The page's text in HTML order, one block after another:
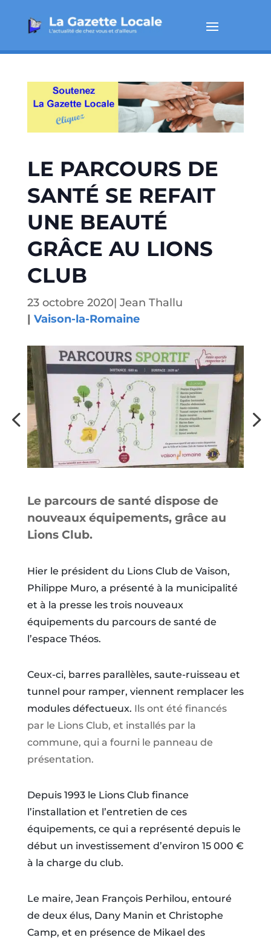
LE PARCOURS DE
SANTÉ SE REFAIT
UNE BEAUTÉ
GRÂCE AU LIONS
CLUB
23 octobre 2020| Jean Thallu
| Vaison-la-Romaine
Le parcours de santé dispose de
nouveaux équipements, grâce au
Lions Club.
Hier le président du Lions Club de Vaison,
Philippe Muro, a présenté à la municipalité
et à la presse les trois nouveaux
équipements du parcours de santé de
l’espace Théos.
Ceux-ci, barres parallèles, saute-ruisseau et
tunnel pour ramper, viennent remplacer les
modules défectueux. Ils ont été financés
par le Lions Club, et installés par la
commune, qui a fourni le panneau de
présentation.
Depuis 1993 le Lions Club finance
l’installation et l’entretien de ces
équipements, ce qui a représenté depuis le
début un investissement d’environ 15 000 €
à la charge du club.
Le maire, Jean François Perhilou, entouré
de deux élus, Dany Manin et Christophe
Camp, et en présence de Mikael des